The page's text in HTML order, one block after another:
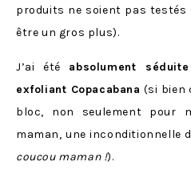
produits ne soient pas
être un gros plus).
J’ai été absolument
exfoliant Copacabana (si bien
bloc, non seulement pour
maman, une inconditionnelle
coucou maman !).